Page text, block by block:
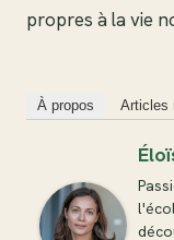
propres à la vie
À propos Articles